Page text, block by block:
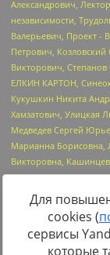
inostrannyih-
Для
cookies (
сервисы
которые